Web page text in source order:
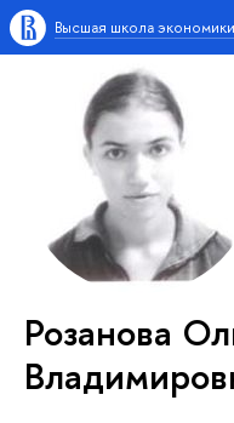
Высшая школа экономики
Розанова